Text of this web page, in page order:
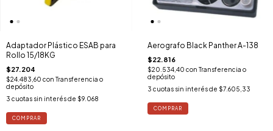
Adaptador Plástico ESAB para
Rollo 15/18KG
$27.204
$24.483,60 con Transferencia o
depósito
3 cuotas sin interés de $9.068
Aerografo Black Panther A-138
$22.816
$20.534,40 con Transferencia o
depósito
3 cuotas sin interés de $7.605,33